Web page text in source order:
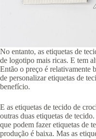
No entanto, as etiquetas de
de logotipo mais ricas. E tem
Então o preço é relativamente
de personalizar etiquetas de
benefício.
E as etiquetas de tecido de
outras duas etiquetas de
que podem fazer etiquetas de
produção é baixa. Mas as